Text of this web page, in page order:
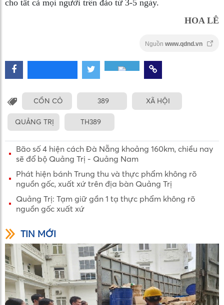
cho tất cả mọi người trên đảo từ 3-5 ngày.
HOA LÊ
Nguồn www.qdnd.vn
CỒN CỎ 389 XÃ HỘI
QUẢNG TRỊ TH389
Bão số 4 hiện cách Đà Nẵng khoảng 160km, chiều nay
sẽ đổ bộ Quảng Trị - Quảng Nam
Phát hiện bánh Trung thu và thực phẩm không rõ
nguồn gốc, xuất xứ trên địa bàn Quảng Trị
Quảng Trị: Tạm giữ gần 1 tạ thực phẩm không rõ
nguồn gốc xuất xứ
TIN MỚI